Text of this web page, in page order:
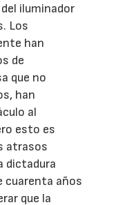
iluminador
Los
han
de
que no
han
al
esto es
atrasos
dictadura
cuarenta años
que la